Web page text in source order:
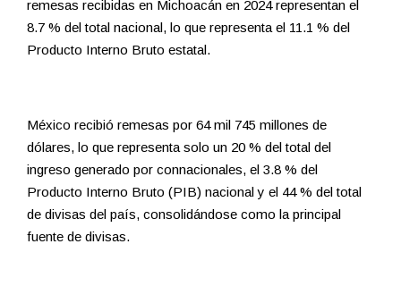
remesas recibidas en Michoacán en 2024 representan el
8.7 % del total nacional, lo que representa el 11.1 % del
Producto Interno Bruto estatal.
México recibió remesas por 64 mil 745 millones de
dólares, lo que representa solo un 20 % del total del
ingreso generado por connacionales, el 3.8 % del
Producto Interno Bruto (PIB) nacional y el 44 % del total
de divisas del país, consolidándose como la principal
fuente de divisas.